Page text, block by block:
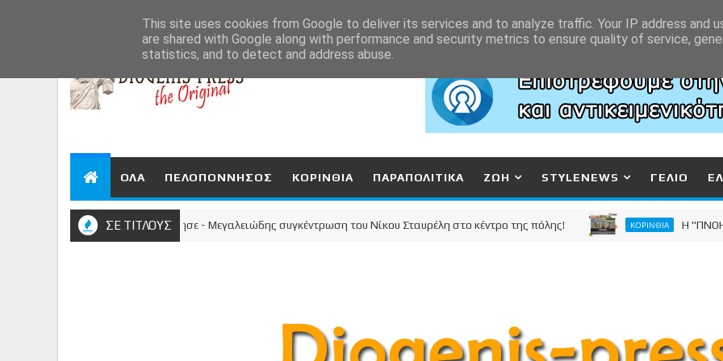
ΟΛΑ ΠΕΛΟΠΟΝΝΗΣΟΣ ΚΟΡΙΝΘΙΑ ΠΑΡΑΠΟΛΙΤΙΚΑ ΖΩΗ STYLENEWS ΓΕΛΙΟ
ΣΕ ΤΙΤΛΟΥΣ
Η Κόρινθος μίλησε - Μεγαλειώδης συγκέντρωση του Νίκου Σταυρέλη στο κέντρο της πόλης! ΚΟΡΙΝΘΙΑ Η "ΠΝΟΗ
This site uses cookies from Google to deliver its services and to analyze traffic. Your IP address and
are shared with Google along with performance and security metrics to ensure quality of service,
statistics, and to detect and address abuse.